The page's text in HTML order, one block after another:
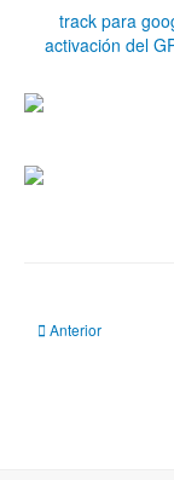
track para
activación del
Artículo anterior:
Anterior